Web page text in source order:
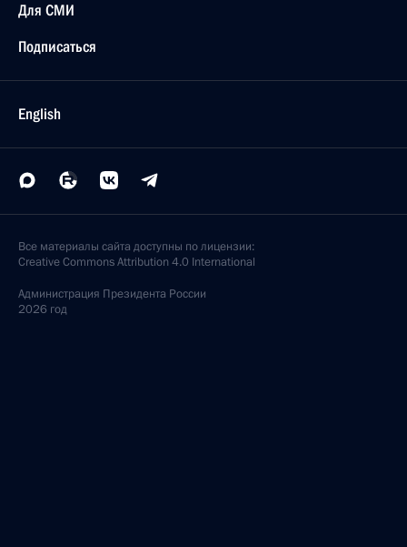
Для СМИ
Подписаться
English
Все материалы сайта доступны по лицензии:
Creative Commons Attribution 4.0 International
Администрация Президента России
2026 год